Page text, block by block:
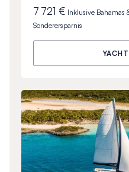
7 721 € Inklusive Bahamas
Sonderersparnis